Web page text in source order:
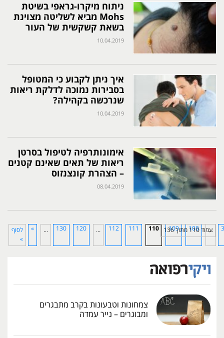
ניתוח מיקרו-גראפי בשיטת
Mohs מביא לשליטה מצוינת
בשאת קשקשית של העור
10.04.2019
איך ניתן לקבוע כי המטופל
בסבירות נמוכה לדלקת ריאות
שנרכשה בקהילה?
10.04.2019
אימונותרפיה לטיפול בסרטן
ריאות של תאים שאינם קטנים
– הצהרת קונצנזוס
08.04.2019
עמוד 110 מתוך 136
...
108
109
110
111
112
...
120
130
...
»
לסוף
»
צמחונות וטבעונות בקרב מתבגרים
ומבוגרים – נייר עמדה